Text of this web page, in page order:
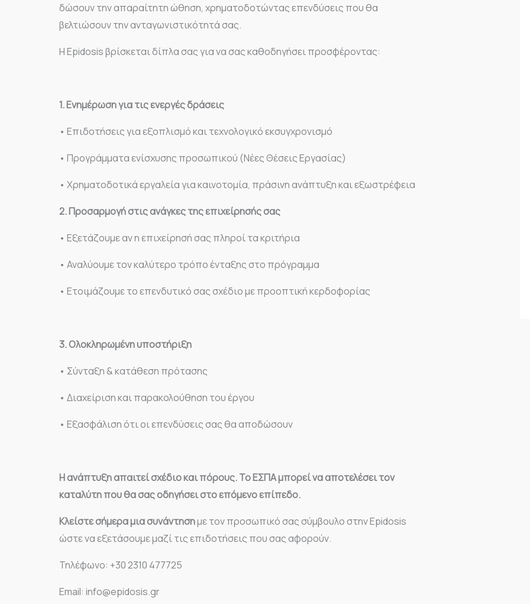
δώσουν την απαραίτητη ώθηση, χρηματοδοτώντας επενδύσεις που θα
βελτιώσουν την ανταγωνιστικότητά σας.
Η Epidosis βρίσκεται δίπλα σας για να σας καθοδηγήσει προσφέροντας:
1. Ενημέρωση για τις ενεργές δράσεις
• Επιδοτήσεις για εξοπλισμό και τεχνολογικό εκσυγχρονισμό
• Προγράμματα ενίσχυσης προσωπικού (Νέες Θέσεις Εργασίας)
• Χρηματοδοτικά εργαλεία για καινοτομία, πράσινη ανάπτυξη και εξωστρέφεια
2. Προσαρμογή στις ανάγκες της επιχείρησής σας
• Εξετάζουμε αν η επιχείρησή σας πληροί τα κριτήρια
• Αναλύουμε τον καλύτερο τρόπο ένταξης στο πρόγραμμα
• Ετοιμάζουμε το επενδυτικό σας σχέδιο με προοπτική κερδοφορίας
3. Ολοκληρωμένη υποστήριξη
• Σύνταξη & κατάθεση πρότασης
• Διαχείριση και παρακολούθηση του έργου
• Εξασφάλιση ότι οι επενδύσεις σας θα αποδώσουν
Η ανάπτυξη απαιτεί σχέδιο και πόρους.Το ΕΣΠΑ μπορεί να αποτελέσει τον
καταλύτη που θα σας οδηγήσει στο επόμενο επίπεδο.
Κλείστε σήμερα μια συνάντησημε τον προσωπικό σας σύμβουλο στην Epidosis
ώστε να εξετάσουμε μαζί τις επιδοτήσεις που σας αφορούν.
Τηλέφωνο: +30 2310 477725
Email: info@epidosis.gr